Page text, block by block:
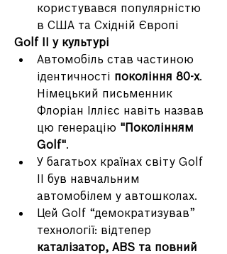
користувався популярністю
в США та Східній Європі
Golf II у культурі
Автомобіль став частиною
ідентичності покоління 80-х.
Німецький письменник
Флоріан Іллієс навіть назвав
цю генерацію "Поколінням
Golf".
У багатьох країнах світу Golf
II був навчальним
автомобілем у автошколах.
Цей Golf “демократизував”
технології: відтепер
каталізатор, ABS та повний